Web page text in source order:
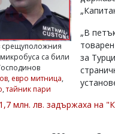
срещуположния
са били
, евро митница,
,тайник пари
„В
за
млн. лв. задържаха на